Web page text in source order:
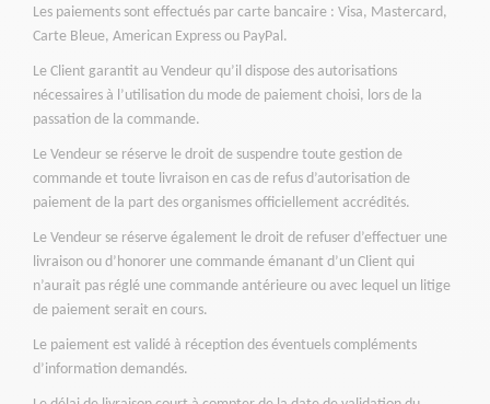
Les paiements sont effectués par carte bancaire : Visa, Mastercard,
Carte Bleue, American Express ou PayPal.
Le Client garantit au Vendeur qu’il dispose des autorisations
nécessaires à l’utilisation du mode de paiement choisi, lors de la
passation de la commande.
Le Vendeur se réserve le droit de suspendre toute gestion de
commande et toute livraison en cas de refus d’autorisation de
paiement de la part des organismes officiellement accrédités.
Le Vendeur se réserve également le droit de refuser d’effectuer une
livraison ou d’honorer une commande émanant d’un Client qui
n’aurait pas réglé une commande antérieure ou avec lequel un litige
de paiement serait en cours.
Le paiement est validé à réception des éventuels compléments
d’information demandés.